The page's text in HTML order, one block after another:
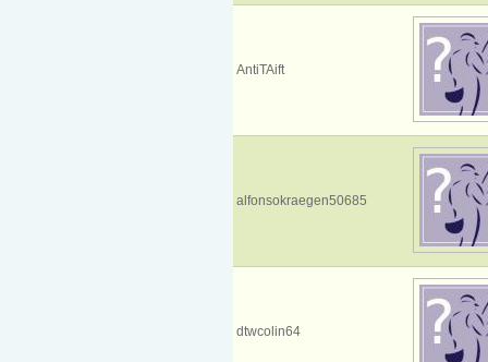
AntiTAift
alfonsokraegen50685
dtwcolin64